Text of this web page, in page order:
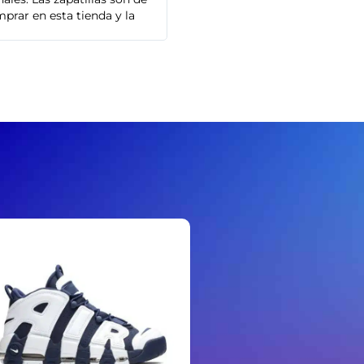
en esta tienda y la